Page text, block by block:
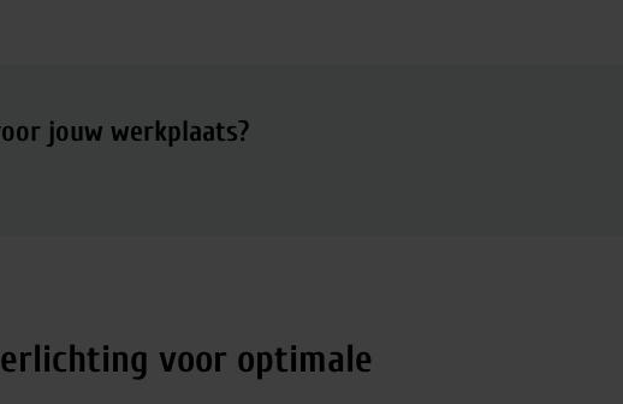
jouw werkplaats?
voor optimale